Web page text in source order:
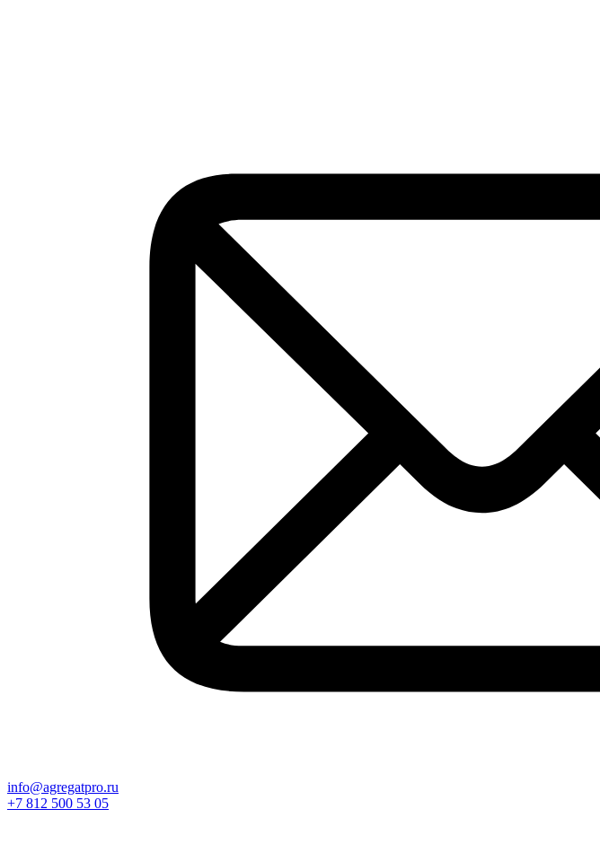
info@agregatpro.ru
+7 812 500 53 05